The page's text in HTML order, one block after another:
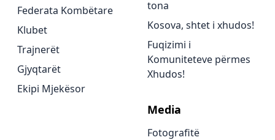
Federata Kombëtare
Klubet
Trajnerët
Gjyqtarët
Ekipi Mjekësor
tona
Kosova, shtet i xhudos!
Fuqizimi i
Komuniteteve përmes
Xhudos!
Media
Fotografitë